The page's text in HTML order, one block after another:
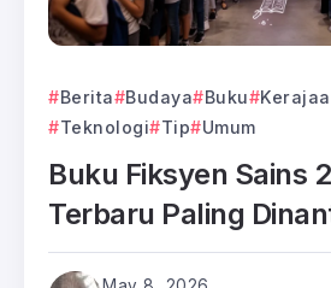
Berita Budaya Buku
Teknologi
Tip Umum
Buku Fiksyen Sains
Terbaru Paling